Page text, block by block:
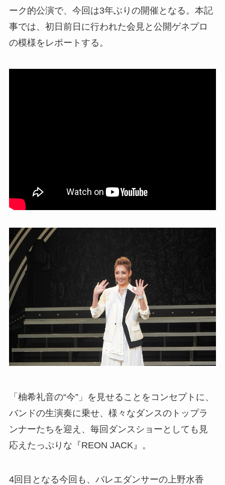
ーク的公演で、今回は3年ぶりの開催となる。本記
事では、初日前日に行われた会見と公開ゲネプロ
の模様をレポートする。
「柚希礼音の“今”」を見せることをコンセプトに、
バンドの生演奏に乗せ、様々なダンスのトップラ
ンナーたちを迎え、毎回ダンスショーとしても見
応えたっぷりな『REON JACK』。
4回目となる今回も、バレエダンサーの上野水香